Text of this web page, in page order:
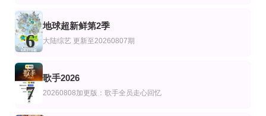
6
地球超新鲜第2季
大陆综艺 更新至20260807期
7
歌手2026
20260808加更版：歌手全员走心回忆